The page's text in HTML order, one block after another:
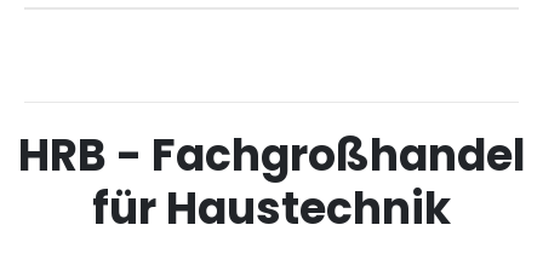
HRB - Fachgroßhandel
für Haustechnik